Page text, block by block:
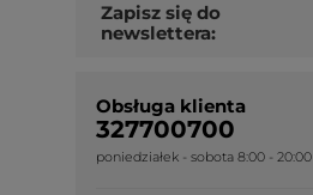
Zapisz się do
newslettera:
Obsługa klienta
327700700
poniedziałek - sobota 8:00 - 20:00